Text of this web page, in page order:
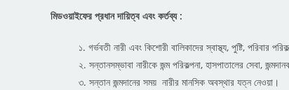
মিডওয়াইফের প্রধান দায়িত্ব এবং কর্তব্য :
১. গর্ভবতী নারী এবং কিশোরী বালিকাদের স্বাস্থ্য, পুষ্টি,
২. সন্তানসম্ভাবা নারীকে জন্ম পরিকল্পনা, হাসপাতালের সেবা,
৩. সন্তান জন্মদানের সময় নারীর মানসিক অবস্থার যত্ন নেওয়া।